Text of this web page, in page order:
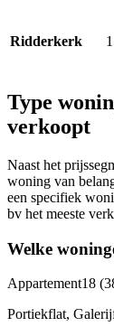
Ridderkerk 1
Type
verkoopt
Naast het
woning van
een specifiek
bv het meeste
Welke
Appartement18
Portiekflat,